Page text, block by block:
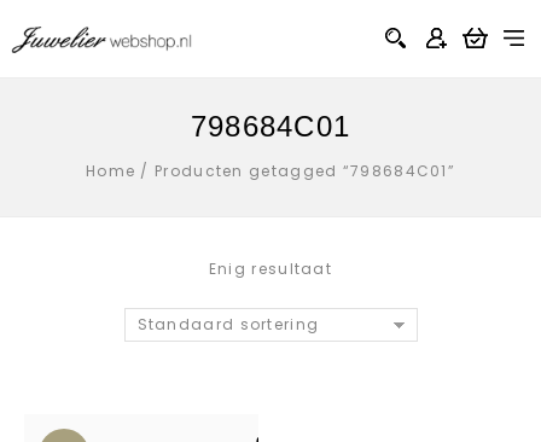
798684C01
Home / Producten getagged “798684C01”
Enig resultaat
Standaard sortering